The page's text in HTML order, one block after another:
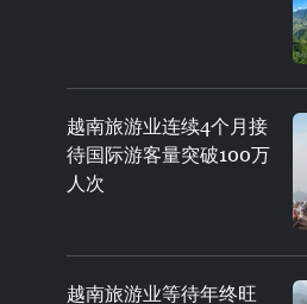
越南旅游业连续4个月接
待国际游客量突破100万
人次
越南旅游业等待年终旺